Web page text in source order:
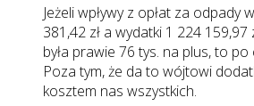
Jeżeli wpływy z opłat za odpady
381,42 zł a wydatki 1 224 159,97
była prawie 76 tys. na plus, to
Poza tym, że da to wójtowi
kosztem nas wszystkich.